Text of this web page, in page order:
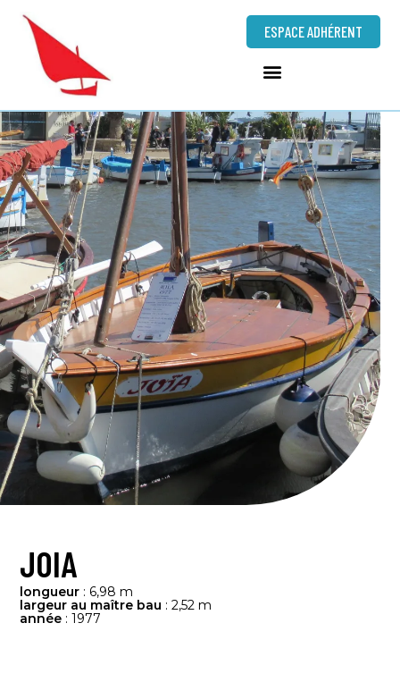
ESPACE ADHÉRENT
JOIA
longueur : 6,98 m
largeur au maître bau : 2,52 m
année : 1977